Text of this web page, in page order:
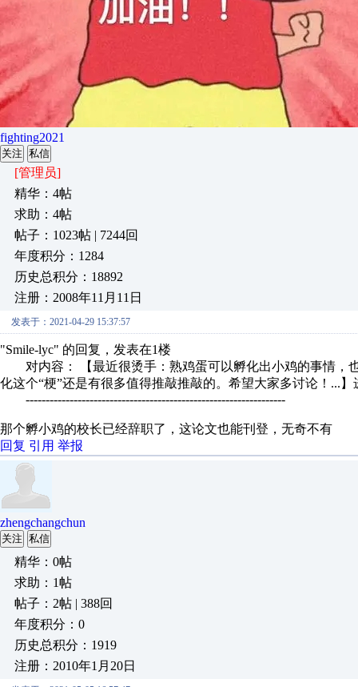
fighting2021
关注 私信
[管理员]
精华：4帖
求助：4帖
帖子：1023帖 | 7244回
年度积分：1284
历史总积分：18892
注册：2008年11月11日
发表于：2021-04-29 15:37:57
"Smile-lyc" 的回复，发表在1楼
对内容： 【最近很烫手：熟鸡蛋可以孵化出小鸡的事情，
化这个“梗”还是有很多值得推敲推敲的。希望大家多讨论！...】
-----------------------------------------------------------------
那个孵小鸡的校长已经辞职了，这论文也能刊登，无奇不有
回复 引用 举报
zhengchangchun
关注 私信
精华：0帖
求助：1帖
帖子：2帖 | 388回
年度积分：0
历史总积分：1919
注册：2010年1月20日